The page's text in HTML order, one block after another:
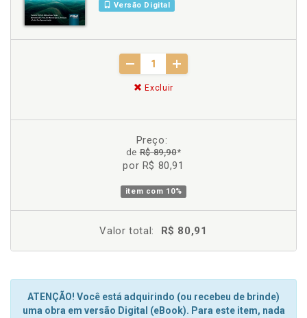
Versão Digital
Excluir
Preço:
deR$ 89,90*
por R$ 80,91
item com 10%
Valor total: R$ 80,91
ATENÇÃO! Você está adquirindo (ou recebeu de brinde)
uma obra em versão Digital (eBook). Para este item, nada